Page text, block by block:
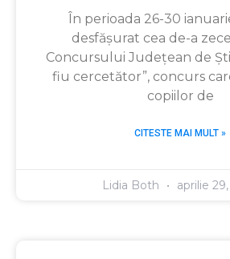
În perioada 26-30
desfășurat cea de-a
Concursului Județean de
fiu cercetător”, concurs
copiilor de
CITESTE MAI MULT »
Lidia Both aprilie